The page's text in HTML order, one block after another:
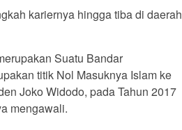
kariernya hingga tiba di daerah
Suatu Bandar
titik Nol Masuknya Islam ke
Joko Widodo, pada Tahun 2017
mengawali.